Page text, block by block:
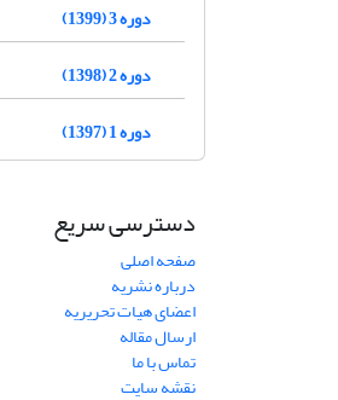
دوره 3 (1399)
دوره 2 (1398)
دوره 1 (1397)
دسترسی سریع
صفحه اصلی
درباره نشریه
اعضای هیات تحریریه
ارسال مقاله
تماس با ما
نقشه سایت